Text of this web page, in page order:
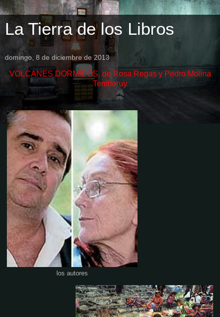
La Tierra de los Libros
domingo, 8 de diciembre de 2013
VOLCANES DORMIDOS, de Rosa Regas y Pedro Molina
Temboruy
los autores